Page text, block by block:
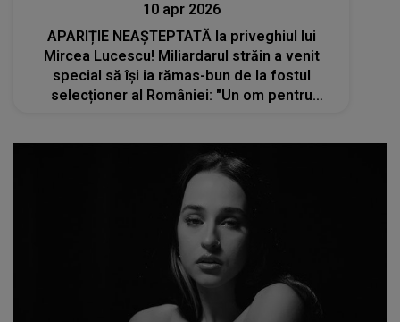
10 apr 2026
APARIȚIE NEAȘTEPTATĂ la priveghiul lui
Mircea Lucescu! Miliardarul străin a venit
special să își ia rămas-bun de la fostul
selecționer al României: "Un om pentru